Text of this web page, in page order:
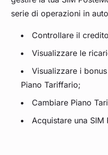
serie di operazioni in
Controllare il
Visualizzare le
Visualizzare i
Piano Tariffario;
Cambiare Piano
Acquistare una SIM